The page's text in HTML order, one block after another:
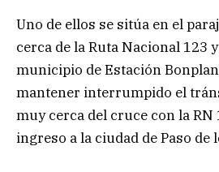
Uno de ellos se sitúa en el
cerca de la Ruta Nacional 123
municipio de Estación
mantener interrumpido el
muy cerca del cruce con la RN
ingreso a la ciudad de Paso de